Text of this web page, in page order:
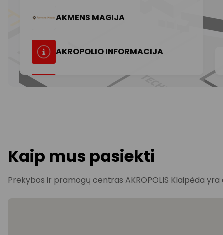
Kaip mus pasiekti
Prekybos ir pramogų centras AKROPOLIS Klaipėda yra